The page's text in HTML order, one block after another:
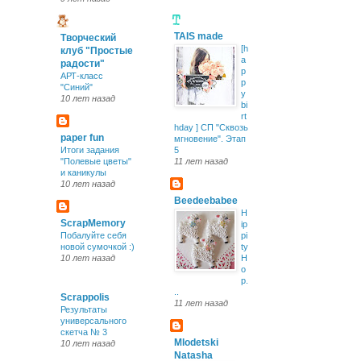
Творческий
клуб "Простые
радости"
АРТ-класс
"Синий"
10 лет назад
paper fun
Итоги задания
"Полевые цветы"
и каникулы
10 лет назад
ScrapMemory
Побалуйте себя
новой сумочкой :)
10 лет назад
Scrappolis
Результаты
универсального
скетча № 3
10 лет назад
TAIS made
[h
a
p
p
y
bi
rt
hday ] СП "Сквозь
мгновение". Этап
5
11 лет назад
Beedeebabee
H
ip
pi
ty
H
o
p.
11 лет назад
Mlodetski
Natasha